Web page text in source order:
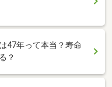
47年って本当？寿命
？